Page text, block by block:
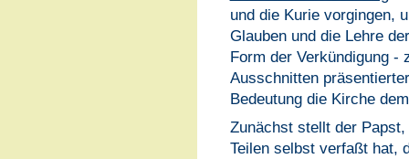
und die Kurie vorgingen,
Glauben und die Lehre
Form der Verkündigung -
Ausschnitten
Bedeutung die Kirche
Zunächst stellt der
Teilen selbst verfaßt hat,